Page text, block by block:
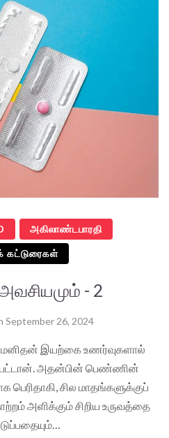
அகிலாண்டபாரதி
கட்டுரைகள்
- 2
September 26, 2024
இயற்கை உணர்வுகளால்
அதன்பின் பெண்ணின்
பெரிதாகி, சில மாதங்களுக்குப்
அளிக்கும் சிறிய உருவத்தை